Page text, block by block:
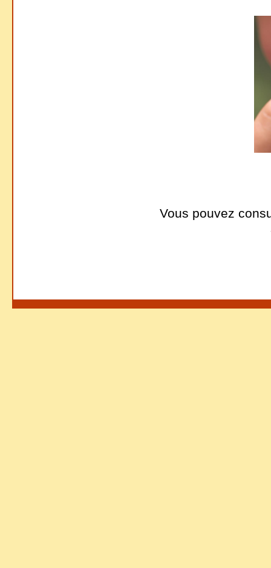
Vous pouvez